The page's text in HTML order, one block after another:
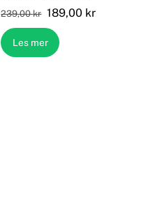
239,00kr Opprinnelig
pris
var:
189,00 kr
Les mer